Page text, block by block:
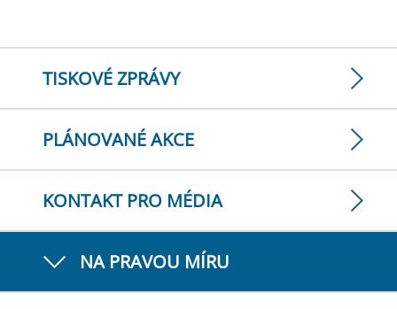
TISKOVÉ ZPRÁVY
PLÁNOVANÉ AKCE
KONTAKT PRO MÉDIA
NA PRAVOU MÍRU